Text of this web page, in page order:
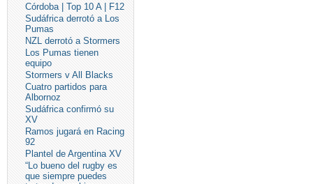
Córdoba | Top 10 A | F12
Sudáfrica derrotó a Los
Pumas
NZL derrotó a Stormers
Los Pumas tienen
equipo
Stormers v All Blacks
Cuatro partidos para
Albornoz
Sudáfrica confirmó su
XV
Ramos jugará en Racing
92
Plantel de Argentina XV
“Lo bueno del rugby es
que siempre puedes